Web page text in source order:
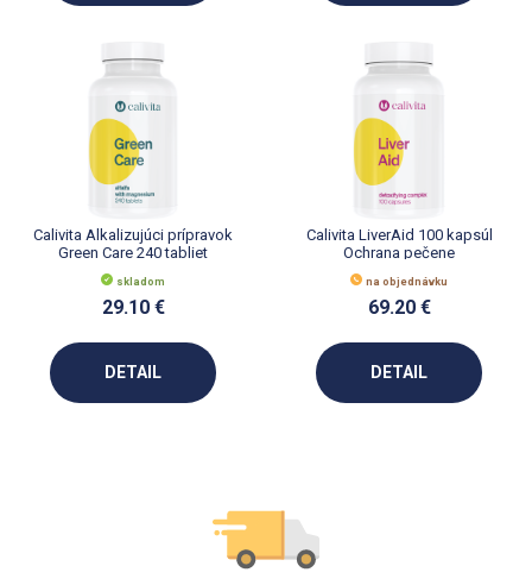
Calivita Alkalizujúci prípravok
Green Care 240 tabliet
skladom
29.10 €
DETAIL
Calivita LiverAid 100 kapsúl
Ochrana pečene
na objednávku
69.20 €
DETAIL